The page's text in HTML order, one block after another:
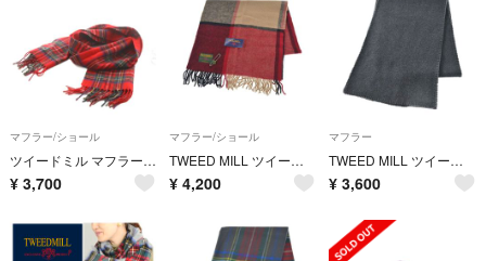
マフラー/ショール
ツイードミル マフラー フリンジ チェック柄 赤
¥ 3,700
マフラー/ショール
TWEED MILL ツイードミル マフラー 赤 【古着】【中古】【送料無料】
¥ 4,200
マフラー
TWEED MILL ツイードミル マフラー グレー 【古着】【中古】【送料無料】
¥ 3,600